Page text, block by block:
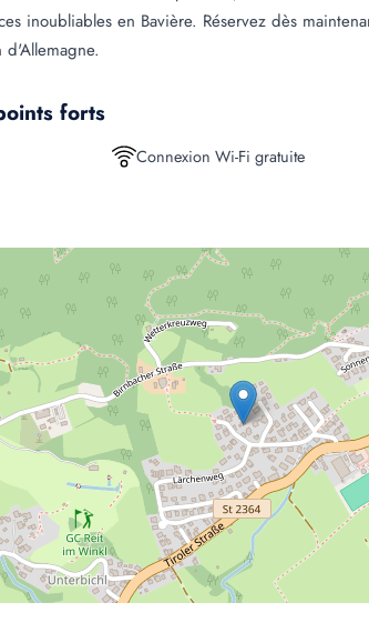
inoubliables en Bavière. Réservez dès
forts
Connexion Wi-Fi gratuite